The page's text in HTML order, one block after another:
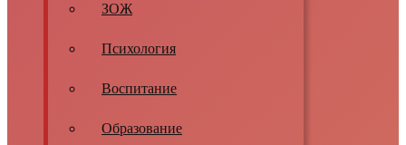
ЗОЖ
Психология
Воспитание
Образование